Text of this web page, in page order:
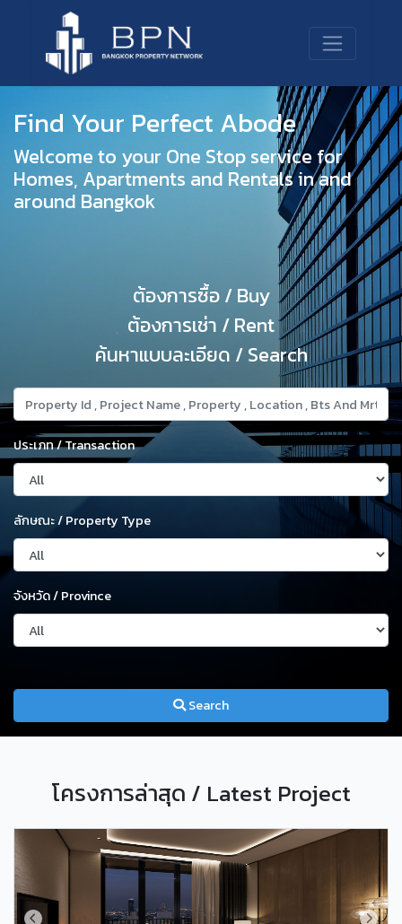
Find Your Perfect Abode
Welcome to your One Stop service for
Homes, Apartments and Rentals in and
around Bangkok
ต้องการซื้อ / Buy
ต้องการเช่า / Rent
ค้นหาแบบละเอียด / Search
ประเภท / Transaction
ลักษณะ / Property Type
จังหวัด / Province
Search
โครงการล่าสุด / Latest Project